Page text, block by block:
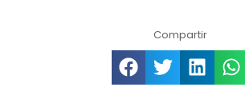
Compartir